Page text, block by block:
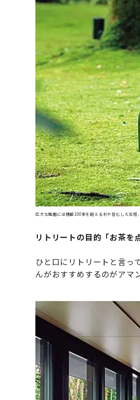
広大な庭園には樹齢100年を超える杉や苔むした石垣
リトリートの目的「お茶を
ひと口にリトリートと言っ
んがおすすめするのがアマ